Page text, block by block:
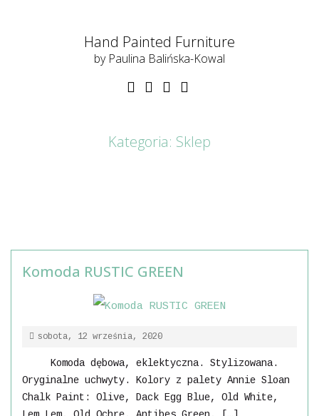
Hand Painted Furniture
by Paulina Balińska-Kowal
Kategoria: Sklep
Komoda RUSTIC GREEN
sobota, 12 września, 2020
Komoda dębowa, eklektyczna. Stylizowana.
Oryginalne uchwyty. Kolory z palety Annie Sloan
Chalk Paint: Olive, Dack Egg Blue, Old White,